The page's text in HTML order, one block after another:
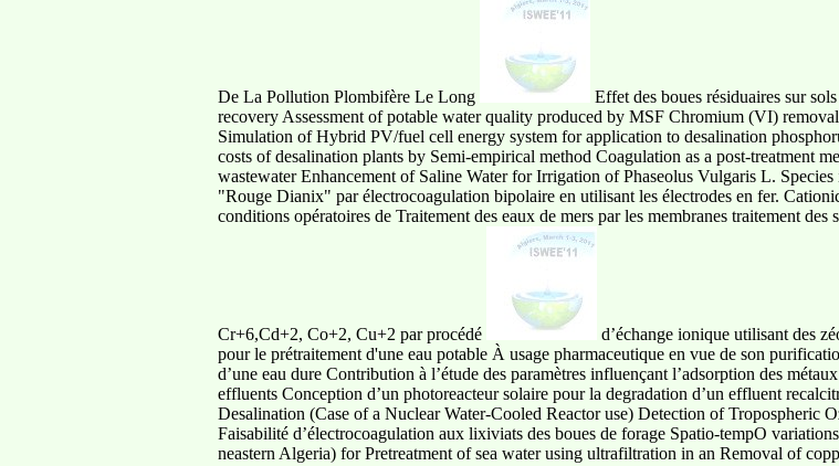
De La Pollution Plombifère Le Long
Effet des boues résiduaires sur
recovery Assessment of potable water quality produced by MSF Chromium (VI)
Simulation of Hybrid PV/fuel cell energy system for application to desalination
costs of desalination plants by Semi-empirical method Coagulation as a post-treatment
wastewater Enhancement of Saline Water for Irrigation of Phaseolus Vulgaris L.
"Rouge Dianix" par électrocoagulation bipolaire en utilisant les électrodes en fer.
conditions opératoires de Traitement des eaux de mers par les membranes traitement
Cr+6,Cd+2, Co+2, Cu+2 par procédé
d’échange ionique utilisant des
pour le prétraitement d'une eau potable À usage pharmaceutique en vue de son
d’une eau dure Contribution à l’étude des paramètres influençant l’adsorption des
effluents Conception d’un photoreacteur solaire pour la degradation d’un effluent
Desalination (Case of a Nuclear Water-Cooled Reactor use) Detection of Tropospheric
Faisabilité d’électrocoagulation aux lixiviats des boues de forage Spatio-tempO
neastern Algeria) for Pretreatment of sea water using ultrafiltration in an Removal of